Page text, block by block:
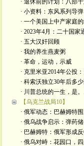
· 退休前的计划：八部
· 小资料：东风系列导弹
· 一个美国上中产家庭
· 2023年4月：二十国家
· 五大汉奸回顾
· 我的养生燕麦粥
· 革命，运动，示威
· 克里米亚2014年公投
· 科索沃独立30年后多
· 川普总统的一生，是。
【乌克兰战局10】
· 俄军动态：巴赫姆特
· 俄乌战争启示：弹药
· 巴赫姆特：俄军形成
· 俄乌对峙：花园口，